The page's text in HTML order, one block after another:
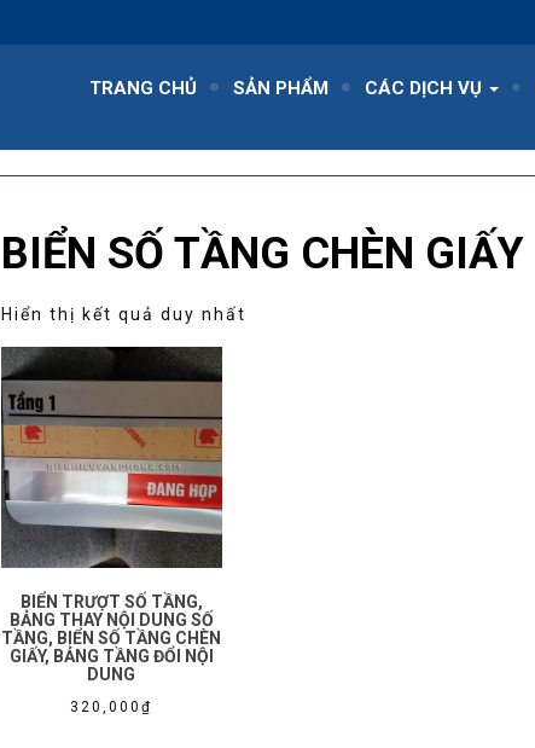
TRANG CHỦ SẢN PHẨM CÁC DỊCH VỤ
BIỂN SỐ TẦNG CHÈN GIẤY
Hiển thị kết quả duy nhất
BIỂN TRƯỢT SỐ TẦNG,
BẢNG THAY NỘI DUNG SỐ
TẦNG, BIỂN SỐ TẦNG CHÈN
GIẤY, BẢNG TẦNG ĐỔI NỘI
DUNG
320,000₫